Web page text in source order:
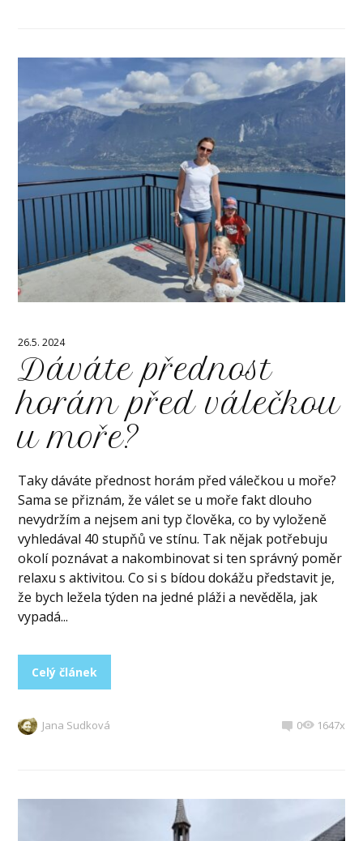
26.5. 2024
Dáváte přednost
horám před válečkou
u moře?
Taky dáváte přednost horám před válečkou u moře?
Sama se přiznám, že válet se u moře fakt dlouho
nevydržím a nejsem ani typ člověka, co by vyloženě
vyhledával 40 stupňů ve stínu. Tak nějak potřebuju
okolí poznávat a nakombinovat si ten správný poměr
relaxu s aktivitou. Co si s bídou dokážu představit je,
že bych ležela týden na jedné pláži a nevěděla, jak
vypadá...
Celý článek
Jana Sudková 0 1647x